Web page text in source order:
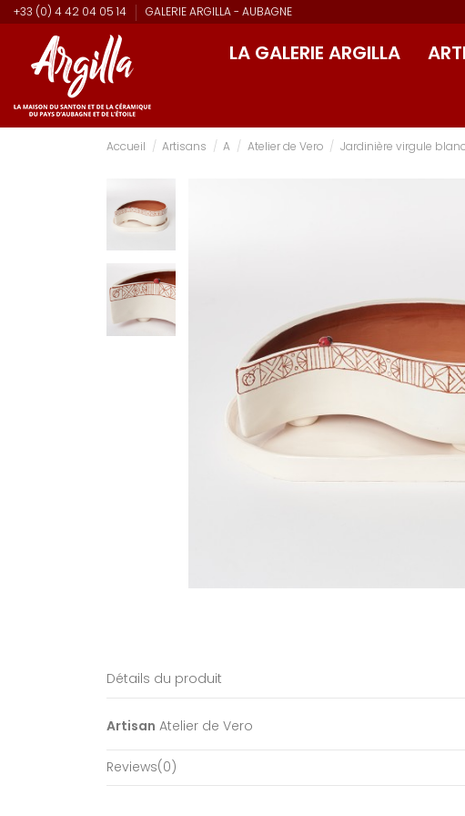
+33 (0) 4 42 04 05 14 GALERIE ARGILLA - AUBAGNE
LA GALERIE ARGILLA
Accueil Artisans A Atelier de Vero Jardinière virgule blanc
Détails du produit
Artisan Atelier de Vero
Reviews(0)